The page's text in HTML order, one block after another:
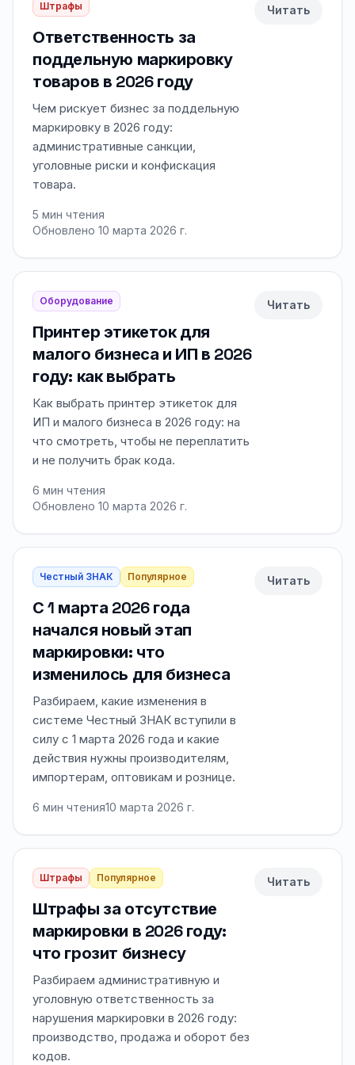
Штрафы
Ответственность за
поддельную маркировку
товаров в 2026 году
Чем рискует бизнес за поддельную
маркировку в 2026 году:
административные санкции,
уголовные риски и конфискация
товара.
5 мин чтения
Обновлено 10 марта 2026 г.
Читать
Оборудование
Принтер этикеток для
малого бизнеса и ИП в 2026
году: как выбрать
Как выбрать принтер этикеток для
ИП и малого бизнеса в 2026 году: на
что смотреть, чтобы не переплатить
и не получить брак кода.
6 мин чтения
Обновлено 10 марта 2026 г.
Читать
Честный ЗНАК Популярное
С 1 марта 2026 года
начался новый этап
маркировки: что
изменилось для бизнеса
Разбираем, какие изменения в
системе Честный ЗНАК вступили в
силу с 1 марта 2026 года и какие
действия нужны производителям,
импортерам, оптовикам и рознице.
6 мин чтения10 марта 2026 г.
Читать
Штрафы Популярное
Штрафы за отсутствие
маркировки в 2026 году:
что грозит бизнесу
Разбираем административную и
уголовную ответственность за
нарушения маркировки в 2026 году:
производство, продажа и оборот без
кодов.
Читать